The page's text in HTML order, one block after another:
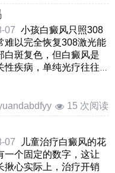
07 小孩白癜风只照308
难以完全恢复308激光能
白斑复色，但白癜风是
性疾病，单纯光疗往往
15 次阅读
07
儿童治疗白癜风的花
一个固定的数字，这让
揪心实际上，治疗开销